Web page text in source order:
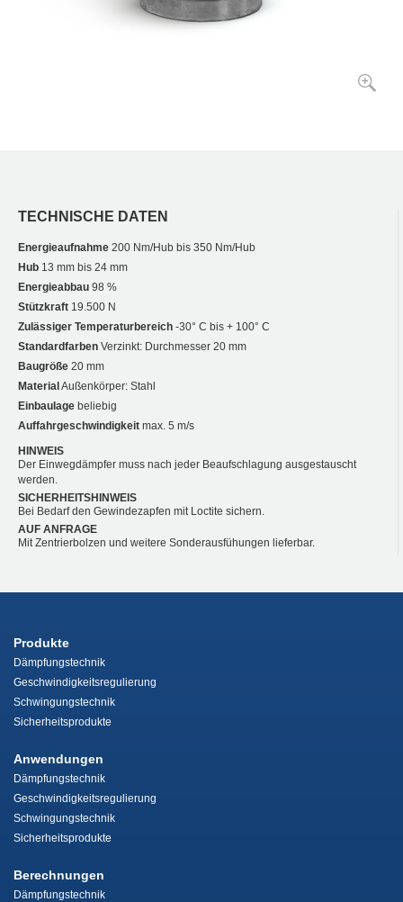
TECHNISCHE DATEN
Energieaufnahme 200 Nm/Hub bis 350 Nm/Hub
Hub 13 mm bis 24 mm
Energieabbau 98 %
Stützkraft 19.500 N
Zulässiger Temperaturbereich -30° C bis + 100° C
Standardfarben Verzinkt: Durchmesser 20 mm
Baugröße 20 mm
MaterialAußenkörper: Stahl
Einbaulage beliebig
Auffahrgeschwindigkeit max. 5 m/s
HINWEIS
Der Einwegdämpfer muss nach jeder Beaufschlagung ausgestauscht
werden.
SICHERHEITSHINWEIS
Bei Bedarf den Gewindezapfen mit Loctite sichern.
AUF ANFRAGE
Mit Zentrierbolzen und weitere Sonderausfühungen lieferbar.
Produkte
Dämpfungstechnik
Geschwindigkeitsregulierung
Schwingungstechnik
Sicherheitsprodukte
Anwendungen
Dämpfungstechnik
Geschwindigkeitsregulierung
Schwingungstechnik
Sicherheitsprodukte
Berechnungen
Dämpfungstechnik